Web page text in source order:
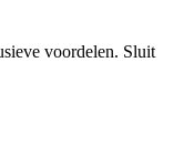
voordelen. Sluit